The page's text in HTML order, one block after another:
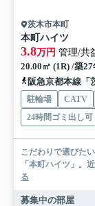
茨木市本町
本町ハイツ
3.8万円 管理/共
20.00㎡ (1R) /築
阪急京都本線「
駐輪場 CATV
24時間ゴミ出し可
こだわりで選びた
「本町ハイツ」。
る
募集中の部屋